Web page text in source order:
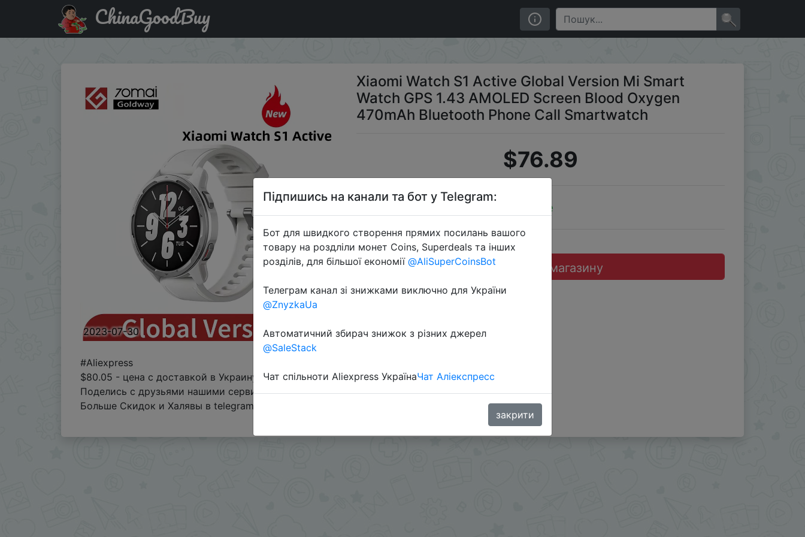
Придбати по акціи Xiaomi Watch S1 Active Global Version Mi Smart Watch GPS 1.43 AMOLED Screen Blood Oxygen 470mAh Bluetooth Phone Call Smartwatch
ChinaGoodBuy
2023-07-30
Xiaomi Watch S1 Active Global Version Mi Smart
Watch GPS 1.43 AMOLED Screen Blood Oxygen
470mAh Bluetooth Phone Call Smartwatch
$76.89
Sale
Перейти до магазину
#Aliexpress
$80.05 - цена с доставкой в Украину
Поделись с друзьями нашими сервисами - @Skidkovozik
Больше Скидок и Халявы в telegram
Підпишись на канали та бот у Telegram:
Бот для швидкого створення прямих посилань вашого
товару на роздліли монет Coins, Superdeals та інших
розділів, для більшої економії @AliSuperCoinsBot
Телеграм канал зі знижками виключно для України
@ZnyzkaUa
Автоматичний збирач знижок з різних джерел
@SaleStack
Чат спільноти Aliexpress УкраїнаЧат Аліекспресс
закрити